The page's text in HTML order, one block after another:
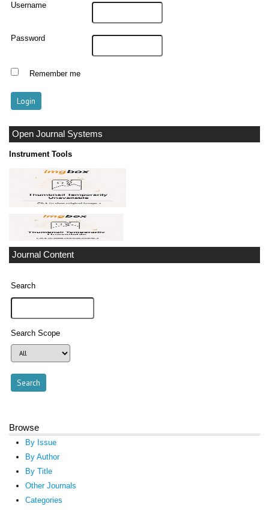
Username
Password
Remember me
Open Journal Systems
Instrument Tools
Journal Content
Search
Search Scope
Browse
By Issue
By Author
By Title
Other Journals
Categories